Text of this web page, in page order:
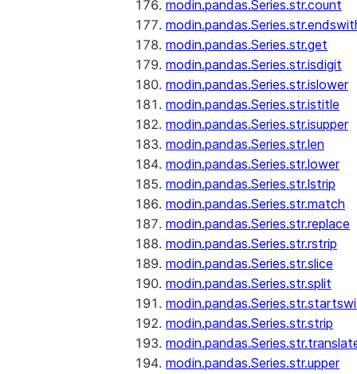
modin.pandas.Series.str.count
modin.pandas.Series.str.get
modin.pandas.Series.str.isdigit
modin.pandas.Series.str.islower
modin.pandas.Series.str.istitle
modin.pandas.Series.str.isupper
modin.pandas.Series.str.len
modin.pandas.Series.str.lower
modin.pandas.Series.str.lstrip
modin.pandas.Series.str.match
modin.pandas.Series.str.replace
modin.pandas.Series.str.rstrip
modin.pandas.Series.str.slice
modin.pandas.Series.str.split
modin.pandas.Series.str.strip
modin.pandas.Series.str.upper